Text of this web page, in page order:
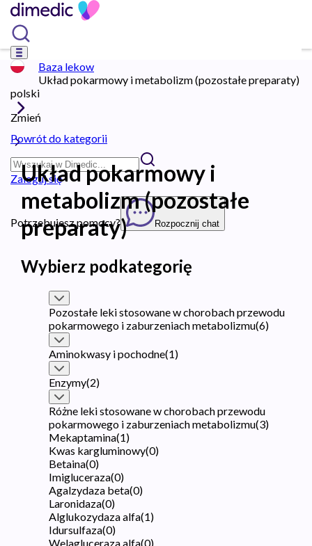
polski
Zmień
Zaloguj się
Potrzebujesz pomocy? Rozpocznij chat
Baza lekow
Układ pokarmowy i metabolizm (pozostałe preparaty)
Powrót do kategorii
Układ pokarmowy i
metabolizm (pozostałe
preparaty)
Wybierz podkategorię
Pozostałe leki stosowane w chorobach przewodu
pokarmowego i zaburzeniach metabolizmu(6)
Aminokwasy i pochodne(1)
Enzymy(2)
Różne leki stosowane w chorobach przewodu
pokarmowego i zaburzeniach metabolizmu(3)
Mekaptamina(1)
Kwas kargluminowy(0)
Betaina(0)
Imigluceraza(0)
Agalzydaza beta(0)
Laronidaza(0)
Alglukozydaza alfa(1)
Idursulfaza(0)
Welagluceraza alfa(0)